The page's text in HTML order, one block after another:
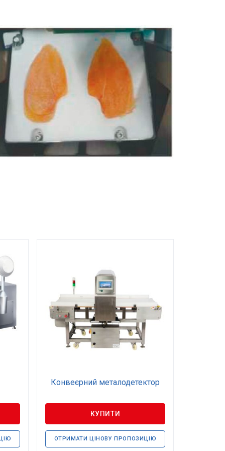
Конвеєрний металодетектор
КУПИТИ
ОТРИМАТИ ЦІНОВУ ПРОПОЗИЦІЮ